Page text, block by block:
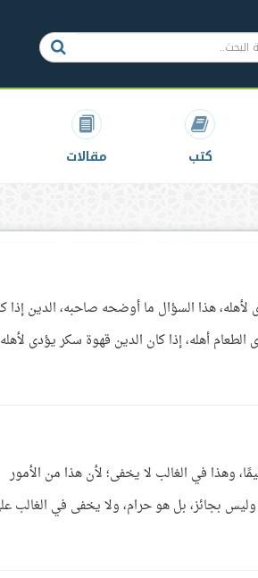
كتب مقالات
هذا السؤال ما أوضحه صاحبه، الدين إذا
أهله، إذا كان الدين قهوة سكر يؤدى
وهذا في الغالب لا يخفى؛ لأن هذا من الأمور
بجائز، بل هو حرام، ولا يخفى في الغالب